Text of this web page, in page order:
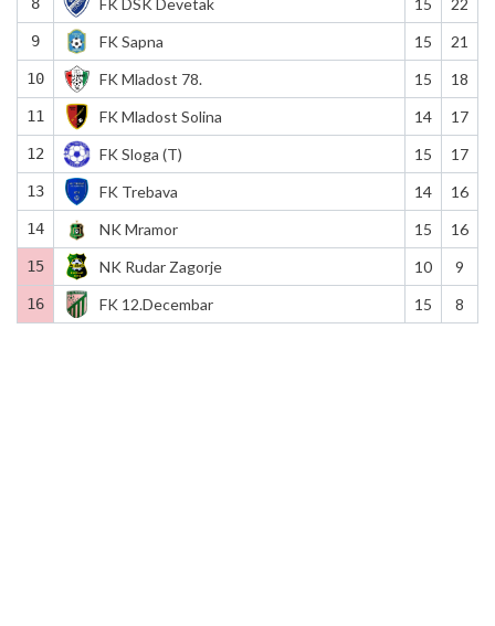
9 FK Sapna 15 21
10 FK Mladost 78. 15 18
11 FK Mladost Solina 14 17
12 FK Sloga (T) 15 17
13 FK Trebava 14 16
14 NK Mramor 15 16
15 NK Rudar Zagorje 10 9
16 FK 12.Decembar 15 8